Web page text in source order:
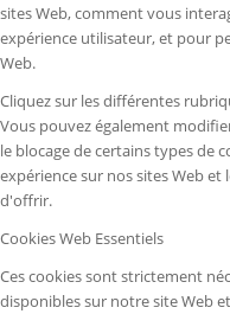
sites Web, comment vous
expérience utilisateur, et pour
Web.
Cliquez sur les différentes
Vous pouvez également
le blocage de certains types de
expérience sur nos sites Web et
d'offrir.
Cookies Web Essentiels
Ces cookies sont strictement
disponibles sur notre site Web